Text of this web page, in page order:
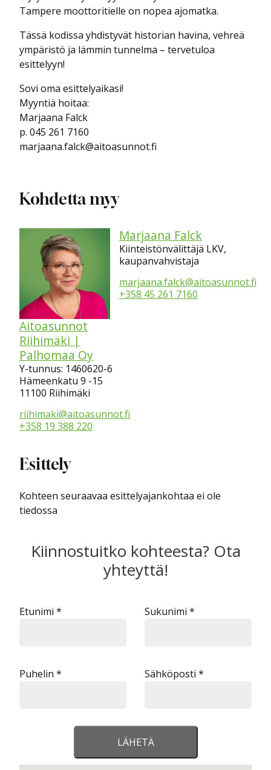
Tampere moottoritielle on nopea ajomatka.
Tässä kodissa yhdistyvät historian havina, vehreä
ympäristö ja lämmin tunnelma – tervetuloa
esittelyyn!
Sovi oma esittelyaikasi!
Myyntiä hoitaa:
Marjaana Falck
p. 045 261 7160
marjaana.falck@aitoasunnot.fi
Kohdetta myy
Marjaana Falck
Kiinteistönvälittäjä LKV,
kaupanvahvistaja
marjaana.falck@aitoasunnot.fi
+358 45 261 7160
Aitoasunnot
Riihimäki |
Palhomaa Oy
Y-tunnus: 1460620-6
Hämeenkatu 9 -15
11100 Riihimäki
riihimaki@aitoasunnot.fi
+358 19 388 220
Esittely
Kohteen seuraavaa esittelyajankohtaa ei ole
tiedossa
Kiinnostuitko kohteesta? Ota
yhteyttä!
Etunimi * Sukunimi *
Puhelin * Sähköposti *